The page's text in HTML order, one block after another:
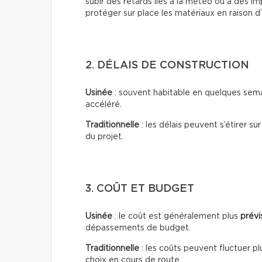
subir des retards liés à la météo ou à des
protéger sur place les matériaux en raison
2. DÉLAIS DE CONSTRUCTION
Usinée : souvent habitable en quelques
accéléré.
Traditionnelle : les délais peuvent s’étirer
du projet.
3. COÛT ET BUDGET
Usinée : le coût est généralement plus
dépassements de budget.
Traditionnelle : les coûts peuvent fluctuer
choix en cours de route.